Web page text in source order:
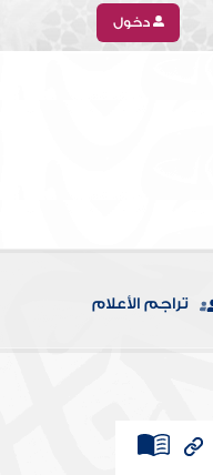
دخول
تراجم الأعلام